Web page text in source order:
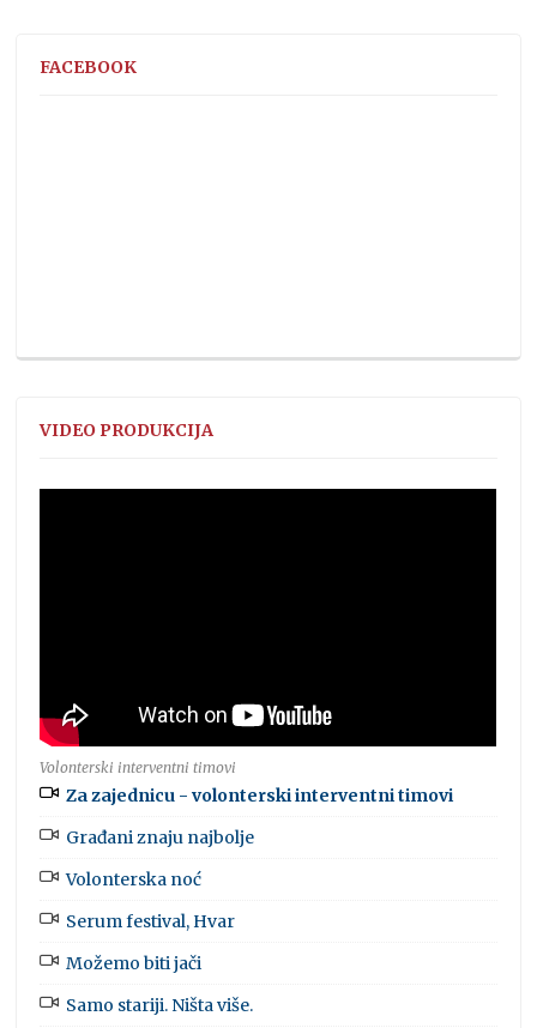
FACEBOOK
VIDEO PRODUKCIJA
Volonterski interventni timovi
Za zajednicu - volonterski interventni timovi
Građani znaju najbolje
Volonterska noć
Serum festival, Hvar
Možemo biti jači
Samo stariji. Ništa više.